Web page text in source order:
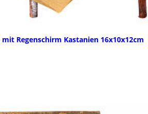
Regenschirm Kastanien 16x10x12cm